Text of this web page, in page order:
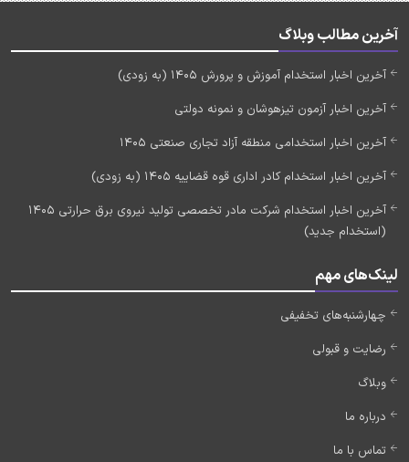
آخرین مطالب وبلاگ
آخرین اخبار استخدام آموزش و پرورش 1405 (به زودی)
آخرین اخبار آزمون تیزهوشان و نمونه دولتی
آخرین اخبار استخدامی منطقه آزاد تجاری صنعتی 1405
آخرین اخبار استخدام کادر اداری قوه قضاییه 1405 (به زودی)
آخرین اخبار استخدام شرکت مادر تخصصی تولید نیروی برق حرارتی 1405
(استخدام جدید)
لینک‌های مهم
چهارشنبه‌های تخفیفی
رضایت و قبولی
وبلاگ
درباره ما
تماس با ما